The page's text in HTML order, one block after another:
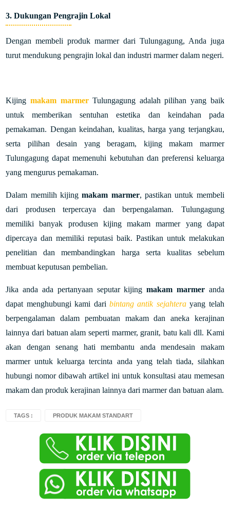
3. Dukungan Pengrajin Lokal
Dengan membeli produk marmer dari Tulungagung, Anda juga
turut mendukung pengrajin lokal dan industri marmer dalam negeri.
Kijing makam marmerTulungagung adalah pilihan yang baik
untuk memberikan sentuhan estetika dan keindahan pada
pemakaman. Dengan keindahan, kualitas, harga yang terjangkau,
serta pilihan desain yang beragam, kijing makam marmer
Tulungagung dapat memenuhi kebutuhan dan preferensi keluarga
yang mengurus pemakaman.
Dalam memilih kijingmakam marmer, pastikan untuk membeli
dari produsen terpercaya dan berpengalaman. Tulungagung
memiliki banyak produsen kijing makam marmer yang dapat
dipercaya dan memiliki reputasi baik. Pastikan untuk melakukan
penelitian dan membandingkan harga serta kualitas sebelum
membuat keputusan pembelian.
Jika anda ada pertanyaan seputar kijingmakam marmeranda
dapat menghubungi kami dari bintang antik sejahterayang telah
berpengalaman dalam pembuatan makam dan aneka kerajinan
lainnya dari batuan alam seperti marmer, granit, batu kali dll. Kami
akan dengan senang hati membantu anda mendesain makam
marmer untuk keluarga tercinta anda yang telah tiada, silahkan
hubungi nomor dibawah artikel ini untuk konsultasi atau memesan
makam dan produk kerajinan lainnya dari marmer dan batuan alam.
TAGS : PRODUK MAKAM STANDART